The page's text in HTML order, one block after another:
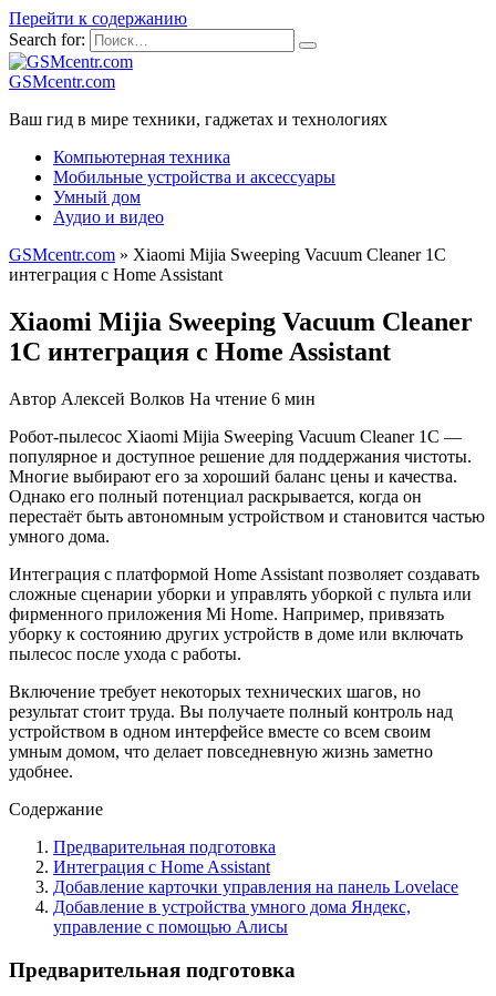
Перейти к содержанию
Search for:
GSMcentr.com
Ваш гид в мире техники, гаджетах и технологиях
Компьютерная техника
Мобильные устройства и аксессуары
Умный дом
Аудио и видео
GSMcentr.com » Xiaomi Mijia Sweeping Vacuum Cleaner 1C
интеграция с Home Assistant
Xiaomi Mijia Sweeping Vacuum Cleaner
1C интеграция с Home Assistant
Автор Алексей Волков На чтение 6 мин
Робот-пылесос Xiaomi Mijia Sweeping Vacuum Cleaner 1C —
популярное и доступное решение для поддержания чистоты.
Многие выбирают его за хороший баланс цены и качества.
Однако его полный потенциал раскрывается, когда он
перестаёт быть автономным устройством и становится частью
умного дома.
Интeграция с платформой Home Assistant позволяет создавать
сложные сценарии уборки и управлять уборкой с пульта или
фирменного приложения Mi Home. Например, привязать
уборку к состоянию других устройств в доме или включать
пылесос после ухода с работы.
Включение требует некоторых технических шагов, но
результат стоит труда. Вы получаете полный контроль над
устройством в одном интерфейсе вместе со всем своим
умным домом, что делает повседневную жизнь заметно
удобнее.
Содержание
Предварительная подготовка
Интеграция с Home Assistant
Добавление карточки управления на панель Lovelace
Добавление в устройства умного дома Яндекс,
управление с помощью Алисы
Предварительная подготовка